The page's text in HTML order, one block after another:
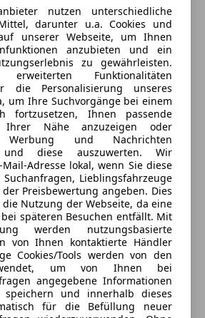
Professional
System
für Smartphone (Wireless
Zonen mit autom. Umluft-
4-Zonenregelung
Sitz vorn links und rechts
Multifunktion M-Technic
für Fahrer und Beifahrer
vorn
(DAB+)
,
AT
nutzen unterschiedliche
darunter u.a. Cookies und
unserer Webseite, um Ihnen
anzubieten und ein
zu gewährleisten.
Funktionalitäten
die Personalisierung unseres
um Ihre Suchvorgänge bei einem
fortzusetzen, Ihnen passende
Ihrer Nähe anzuzeigen oder
Werbung und Nachrichten
und diese auszuwerten. Wir
Adresse lokal, wenn Sie diese
Lieblingsfahrzeuge
Preisbewertung angeben. Dies
Nutzung der Webseite, da eine
späteren Besuchen entfällt. Mit
werden nutzungsbasierte
von Ihnen kontaktierte Händler
Cookies/Tools werden von den
um von Ihnen bei
angegebene Informationen
und innerhalb dieses
für die Befüllung neuer